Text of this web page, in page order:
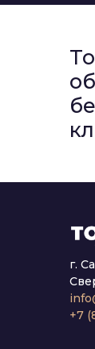
г.
+7